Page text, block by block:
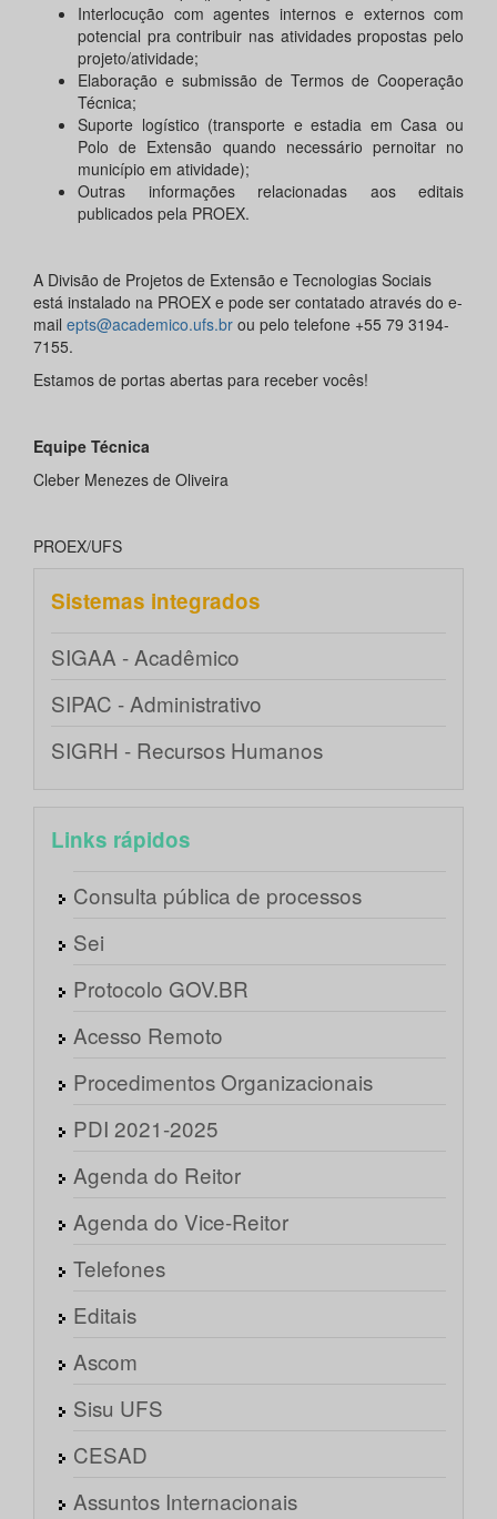
Interlocução com agentes internos e externos com
potencial pra contribuir nas atividades propostas pelo
projeto/atividade;
Elaboração e submissão de Termos de Cooperação
Técnica;
Suporte logístico (transporte e estadia em Casa ou
Polo de Extensão quando necessário pernoitar no
município em atividade);
Outras informações relacionadas aos editais
publicados pela PROEX.
A Divisão de Projetos de Extensão e Tecnologias Sociais
está instalado na PROEX e pode ser contatado através do e-
mail epts@academico.ufs.br ou pelo telefone +55 79 3194-
7155.
Estamos de portas abertas para receber vocês!
Equipe Técnica
Cleber Menezes de Oliveira
PROEX/UFS
Sistemas integrados
SIGAA - Acadêmico
SIPAC - Administrativo
SIGRH - Recursos Humanos
Links rápidos
Consulta pública de processos
Sei
Protocolo GOV.BR
Acesso Remoto
Procedimentos Organizacionais
PDI 2021-2025
Agenda do Reitor
Agenda do Vice-Reitor
Telefones
Editais
Ascom
Sisu UFS
CESAD
Assuntos Internacionais